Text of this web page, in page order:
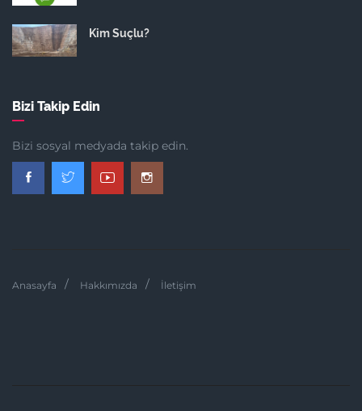
Kim Suçlu?
Bizi Takip Edin
Bizi sosyal medyada takip edin.
Anasayfa Hakkımızda İletişim